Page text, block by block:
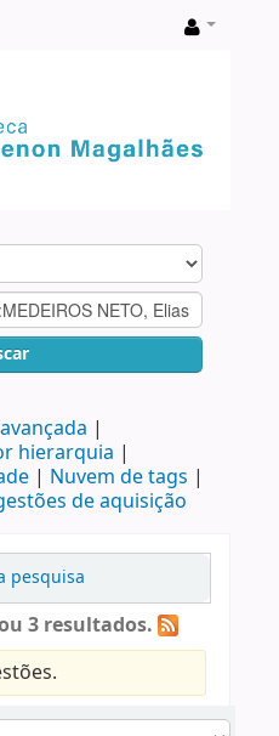
hierarquia
Nuvem de tags
de aquisição
pesquisa
3 resultados.